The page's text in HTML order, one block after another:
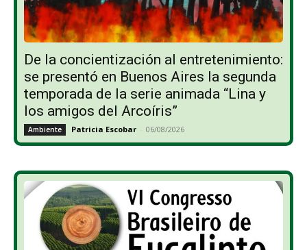
De la concientización al entretenimiento:
se presentó en Buenos Aires la segunda
temporada de la serie animada “Lina y
los amigos del Arcoíris”
Ambiente Patricia Escobar - 06/08/2026